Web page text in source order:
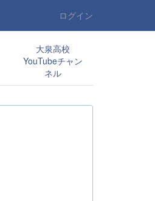
ログイン
大泉高校
YouTubeチャン
ネル